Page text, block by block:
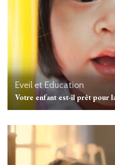
Eveil et Education
Votre enfant est-il prêt pour